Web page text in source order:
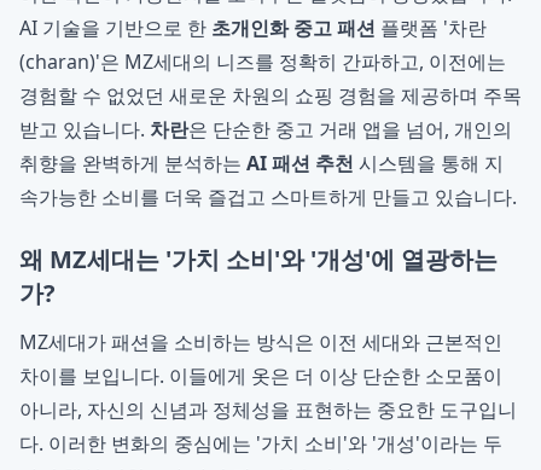
AI 기술을 기반으로 한 초개인화 중고 패션 플랫폼 '차란
(charan)'은 MZ세대의 니즈를 정확히 간파하고, 이전에는
경험할 수 없었던 새로운 차원의 쇼핑 경험을 제공하며 주목
받고 있습니다. 차란은 단순한 중고 거래 앱을 넘어, 개인의
취향을 완벽하게 분석하는 AI 패션 추천 시스템을 통해 지
속가능한 소비를 더욱 즐겁고 스마트하게 만들고 있습니다.
왜 MZ세대는 '가치 소비'와 '개성'에 열광하는
가?
MZ세대가 패션을 소비하는 방식은 이전 세대와 근본적인
차이를 보입니다. 이들에게 옷은 더 이상 단순한 소모품이
아니라, 자신의 신념과 정체성을 표현하는 중요한 도구입니
다. 이러한 변화의 중심에는 '가치 소비'와 '개성'이라는 두